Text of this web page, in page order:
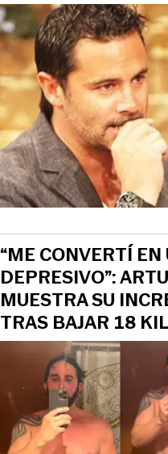
“ME CONVERTÍ EN
DEPRESIVO”:
MUESTRA SU
TRAS BAJAR 18